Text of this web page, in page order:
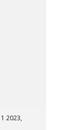
2023,